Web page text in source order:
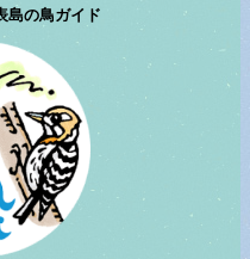
島の鳥ガイド